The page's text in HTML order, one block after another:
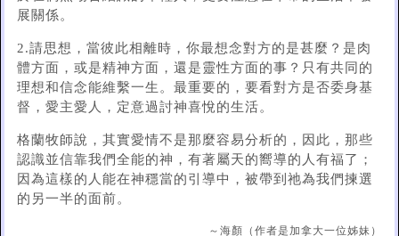
展關係。
2.請思想，當彼此相離時，你最想念對方的是甚麼？是肉
體方面，或是精神方面，還是靈性方面的事？只有共同的
理想和信念能維繫一生。最重要的，要看對方是否委身基
督，愛主愛人，定意過討神喜悅的生活。
格蘭牧師說，其實愛情不是那麼容易分析的，因此，那些
認識並信靠我們全能的神，有著屬天的嚮導的人有福了；
因為這樣的人能在神穩當的引導中，被帶到祂為我們揀選
的另一半的面前。
～海顏（作者是加拿大一位姊妹）